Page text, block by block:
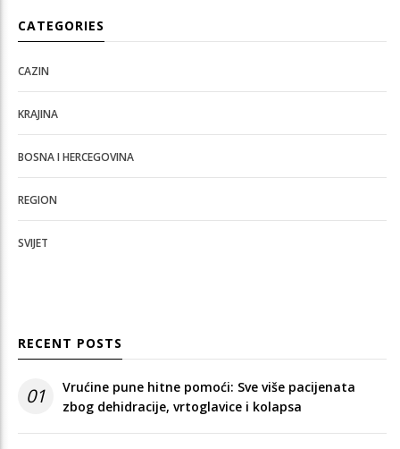
CATEGORIES
CAZIN
KRAJINA
BOSNA I HERCEGOVINA
REGION
SVIJET
RECENT POSTS
01
Vrućine pune hitne pomoći: Sve više pacijenata
zbog dehidracije, vrtoglavice i kolapsa